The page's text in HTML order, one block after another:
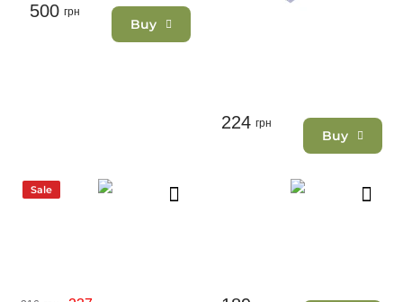
500 грн
Buy
224 грн
Buy
Sale